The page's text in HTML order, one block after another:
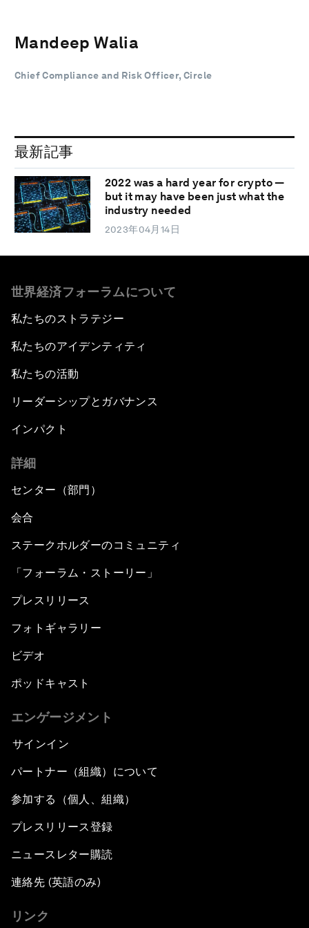
Mandeep Walia
Chief Compliance and Risk Officer, Circle
最新記事
2022 was a hard year for crypto —
but it may have been just what the
industry needed
2023年04月14日
世界経済フォーラムについて
私たちのストラテジー
私たちのアイデンティティ
私たちの活動
リーダーシップとガバナンス
インパクト
詳細
センター（部門）
会合
ステークホルダーのコミュニティ
「フォーラム・ストーリー」
プレスリリース
フォトギャラリー
ビデオ
ポッドキャスト
エンゲージメント
サインイン
パートナー（組織）について
参加する（個人、組織）
プレスリリース登録
ニュースレター購読
連絡先 (英語のみ)
リンク